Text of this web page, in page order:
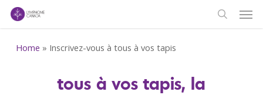
Skip
contentHome » Inscrivez-vous à tous à vos tapis
tous à vos tapis, la